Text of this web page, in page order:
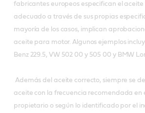
fabricantes europeos especifican el
adecuado a través de sus propias
mayoría de los casos, implican
aceite para motor. Algunos ejemplos
Benz 229.5, VW 502 00 y 505 00 y BMW
Además del aceite correcto, siempre se
aceite con la frecuencia recomendada en
propietario o según lo identificado por el